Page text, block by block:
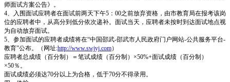
师面试方案公告》。
4、入围面试应聘者在面试前两天下午5：00之前放弃资格，由市教育局在报考该岗
位的应聘者中，从高分到低分依次递补。面试当天，应聘者未按时到达面试地点视
为自动放弃面试。
5、参加面试的应聘者成绩将在“中国邵武-邵武市人民政府门户网站-公共服务平台-
教育”公布。（网址:http://www.swjyj.com）
应聘者总成绩（百分制）＝笔试成绩（百分制）×50%+面试成绩（百分制）
×50％。
面试成绩必须达70分以上为合格，低于70分不得录用。